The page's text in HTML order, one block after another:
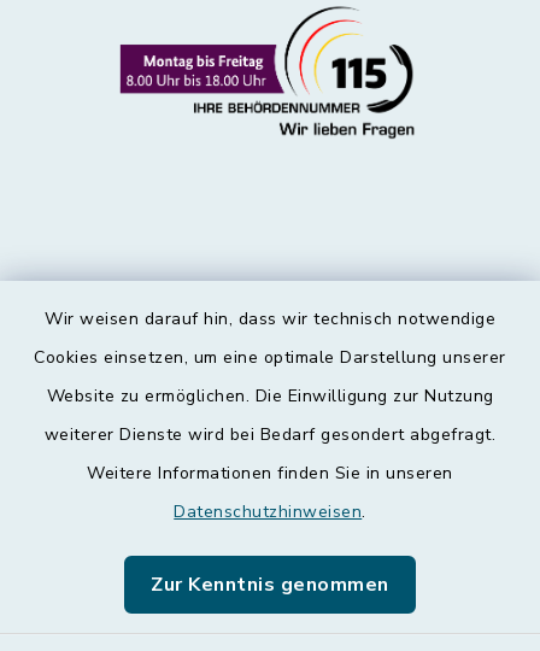
Wir weisen darauf hin, dass wir technisch notwendige
Cookies einsetzen, um eine optimale Darstellung unserer
Website zu ermöglichen. Die Einwilligung zur Nutzung
weiterer Dienste wird bei Bedarf gesondert abgefragt.
Weitere Informationen finden Sie in unseren
Datenschutzhinweisen.
Zur Kenntnis genommen
Kontakt
Datenschutz
Leichte Sprache